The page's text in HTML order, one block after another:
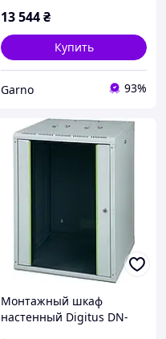
13 544₴
Купить
Garno 93%
Монтажный шкаф
настенный Digitus DN-